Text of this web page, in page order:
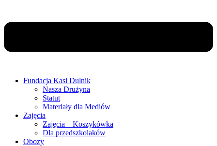
Fundacja Kasi Dulnik
Nasza Drużyna
Statut
Materiały dla Mediów
Zajęcia
Zajęcia – Koszykówka
Dla przedszkolaków
Obozy